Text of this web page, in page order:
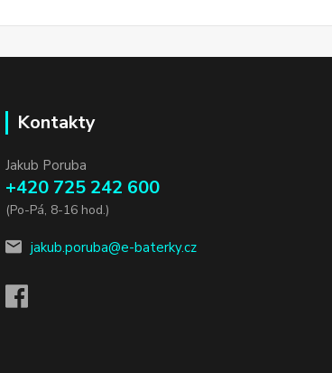
Kontakty
Jakub Poruba
+420 725 242 600
(Po-Pá, 8-16 hod.)
jakub.poruba@e-baterky.cz